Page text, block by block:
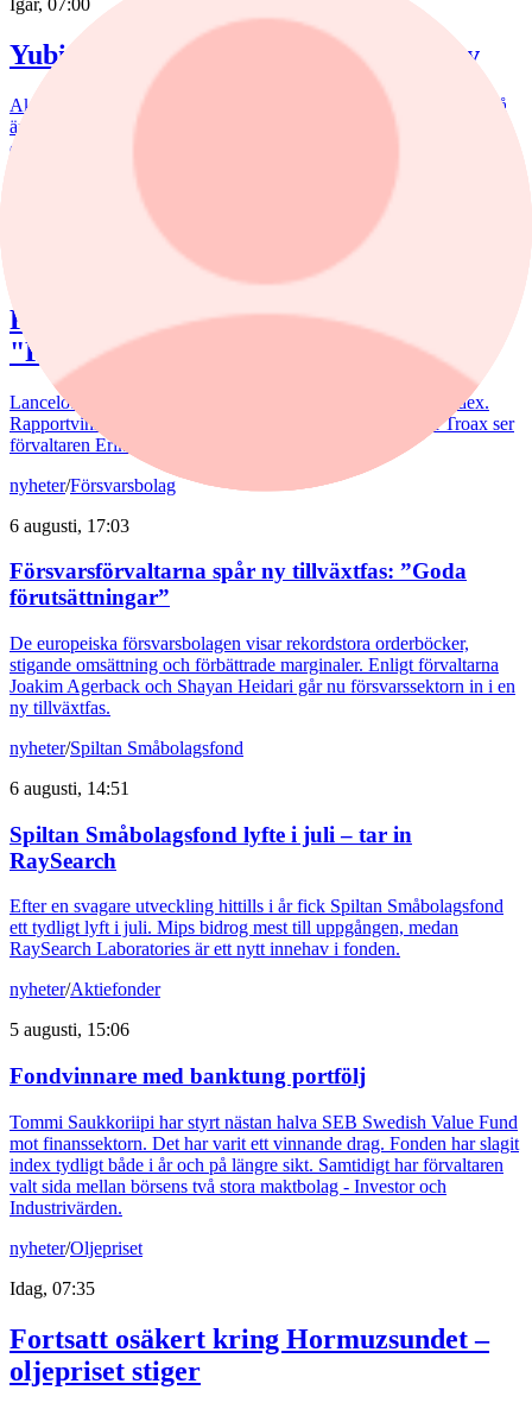
Igår, 07:00
Yubico: Värderingen ställer höga krav
Aktien har rusat 45% efter torsdagens starka kvartalsrapport. Ändå
är vi inte helt säkra på om detta verkligen var vändningen för
cybersäkerhetsbolaget.
Aktiefonder
Förvaltaren efter Troax rusning:
"Fortsatt stor potential"
Lancelot Sverige steg 8,6% i juli, mot 2,2% för jämförelseindex.
Rapportvinnarna Mips och Troax bidrog till uppgången. I Troax ser
förvaltaren Erik Bertilsson fortsatt stor potential.
nyheter/Försvarsbolag
6 augusti, 17:03
Försvarsförvaltarna spår ny tillväxtfas: ”Goda
förutsättningar”
De europeiska försvarsbolagen visar rekordstora orderböcker,
stigande omsättning och förbättrade marginaler. Enligt förvaltarna
Joakim Agerback och Shayan Heidari går nu försvarssektorn in i en
ny tillväxtfas.
nyheter/Spiltan Småbolagsfond
6 augusti, 14:51
Spiltan Småbolagsfond lyfte i juli – tar in
RaySearch
Efter en svagare utveckling hittills i år fick Spiltan Småbolagsfond
ett tydligt lyft i juli. Mips bidrog mest till uppgången, medan
RaySearch Laboratories är ett nytt innehav i fonden.
nyheter/Aktiefonder
5 augusti, 15:06
Fondvinnare med banktung portfölj
Tommi Saukkoriipi har styrt nästan halva SEB Swedish Value Fund
mot finanssektorn. Det har varit ett vinnande drag. Fonden har slagit
index tydligt både i år och på längre sikt. Samtidigt har förvaltaren
valt sida mellan börsens två stora maktbolag - Investor och
Industrivärden.
nyheter/Oljepriset
Idag, 07:35
Fortsatt osäkert kring Hormuzsundet –
oljepriset stiger